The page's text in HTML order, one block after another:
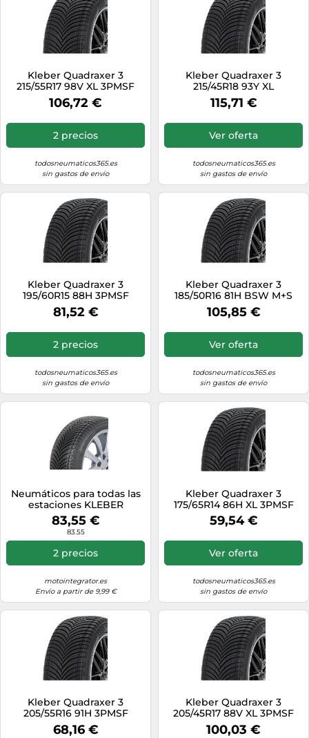
Kleber Quadraxer 3
215/55R17 98V XL 3PMSF
106,72 €
2 precios
todosneumaticos365.es
sin gastos de envío
Kleber Quadraxer 3
215/45R18 93Y XL
115,71 €
Ver oferta
todosneumaticos365.es
sin gastos de envío
Kleber Quadraxer 3
195/60R15 88H 3PMSF
81,52 €
2 precios
todosneumaticos365.es
sin gastos de envío
Kleber Quadraxer 3
185/50R16 81H BSW M+S
3PMSF
105,85 €
Ver oferta
todosneumaticos365.es
sin gastos de envío
Neumáticos para todas las
estaciones KLEBER
Quadraxer3 175/55R15 77H
83,55 €
83.55
2 precios
motointegrator.es
Envío a partir de 9,99 €
Kleber Quadraxer 3
175/65R14 86H XL 3PMSF
59,54 €
Ver oferta
todosneumaticos365.es
sin gastos de envío
Kleber Quadraxer 3
205/55R16 91H 3PMSF
68,16 €
Kleber Quadraxer 3
205/45R17 88V XL 3PMSF
100,03 €